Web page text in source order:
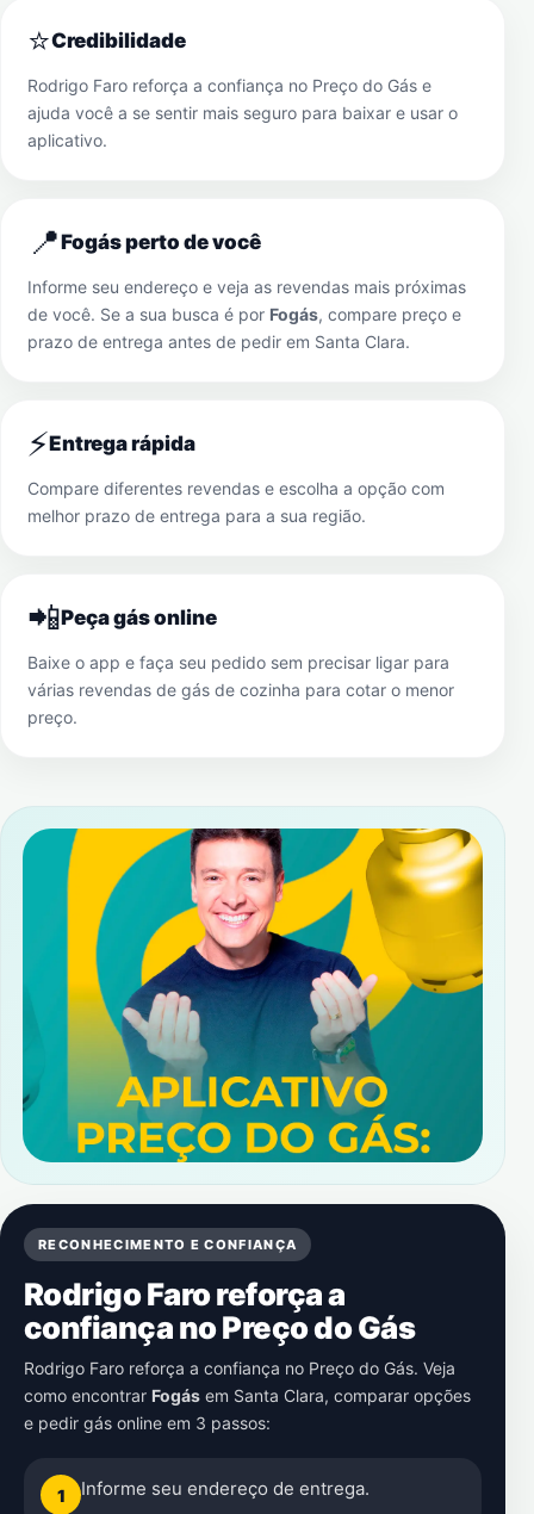
⭐Credibilidade
Rodrigo Faro reforça a confiança no Preço do Gás e
ajuda você a se sentir mais seguro para baixar e usar o
aplicativo.
📍Fogás perto de você
Informe seu endereço e veja as revendas mais próximas
de você. Se a sua busca é por Fogás, compare preço e
prazo de entrega antes de pedir em Santa Clara.
⚡Entrega rápida
Compare diferentes revendas e escolha a opção com
melhor prazo de entrega para a sua região.
📲Peça gás online
Baixe o app e faça seu pedido sem precisar ligar para
várias revendas de gás de cozinha para cotar o menor
preço.
RECONHECIMENTO E CONFIANÇA
Rodrigo Faro reforça a
confiança no Preço do Gás
Rodrigo Faro reforça a confiança no Preço do Gás. Veja
como encontrar Fogás em Santa Clara, comparar opções
e pedir gás online em 3 passos:
1 Informe seu endereço de entrega.